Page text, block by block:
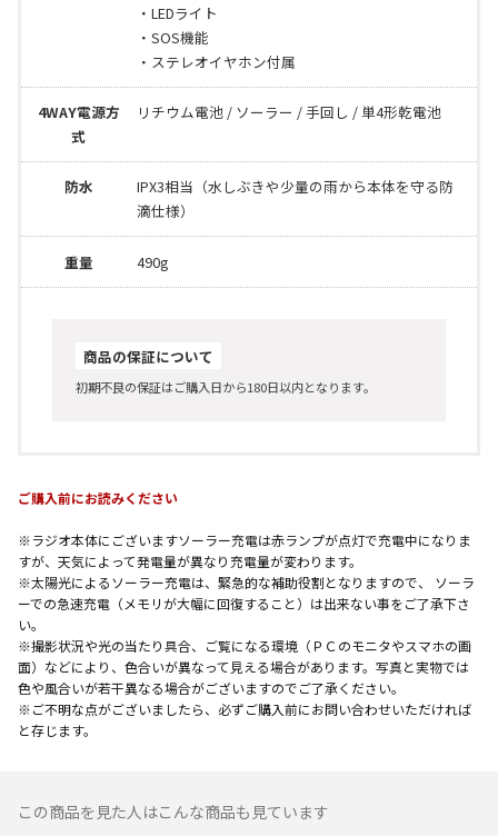
・LEDライト
・SOS機能
・ステレオイヤホン付属
4WAY電源方
式
リチウム電池 / ソーラー / 手回し / 単4形乾電池
防水
IPX3相当（水しぶきや少量の雨から本体を守る防
滴仕様）
重量 490g
商品の保証について
初期不良の保証はご購入日から180日以内となります。
ご購入前にお読みください
※ラジオ本体にございますソーラー充電は赤ランプが点灯で充電中になりま
すが、天気によって発電量が異なり充電量が変わります。
※太陽光によるソーラー充電は、緊急的な補助役割となりますので、 ソーラ
ーでの急速充電（メモリが大幅に回復すること）は出来ない事をご了承下さ
い。
※撮影状況や光の当たり具合、ご覧になる環境（ＰＣのモニタやスマホの画
面）などにより、色合いが異なって見える場合があります。写真と実物では
色や風合いが若干異なる場合がございますのでご了承ください。
※ご不明な点がございましたら、必ずご購入前にお問い合わせいただければ
と存じます。
この商品を見た人はこんな商品も見ています